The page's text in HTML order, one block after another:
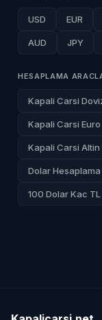
USD EUR
AUD JPY
HESAPLAMA
Kapali Carsi
Kapali Carsi
Kapali Carsi Altin
Dolar Hesaplama
100 Dolar Kac TL